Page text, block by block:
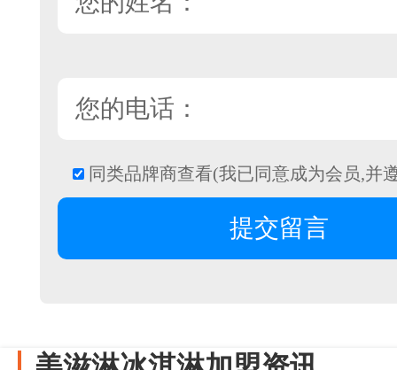
同类品牌商查看(我已同意成为会员,并